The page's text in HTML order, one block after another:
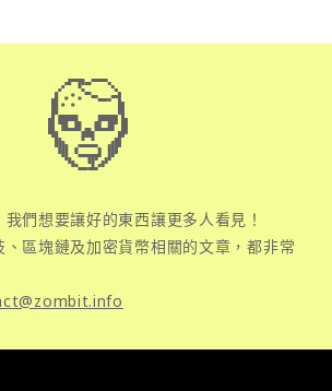
們想要讓好的東西讓更多人看見！
、區塊鏈及加密貨幣相關的文章，都非常